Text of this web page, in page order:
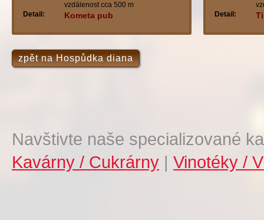
vzdálenost cca 500 m
Detail:
Kometa pub
Detail:
zpět na Hospůdka diana
Navštivte naše specializované
Kavárny / Cukrárny | Vinotéky /